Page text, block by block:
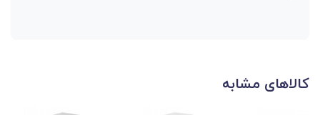
کالاهای مشابه